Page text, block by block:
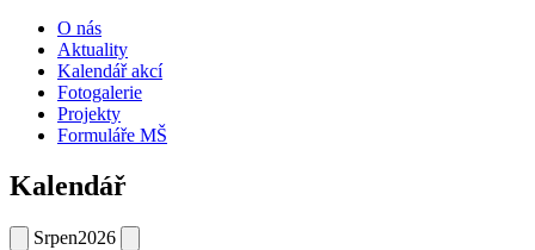
O nás
Aktuality
Kalendář akcí
Fotogalerie
Projekty
Formuláře MŠ
Kalendář
Srpen2026